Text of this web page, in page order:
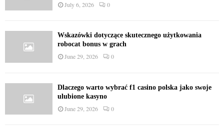
July 6, 2026 0
Wskazówki dotyczące skutecznego użytkowania
robocat bonus w grach
June 29, 2026 0
Dlaczego warto wybrać f1 casino polska jako swoje
ulubione kasyno
June 29, 2026 0